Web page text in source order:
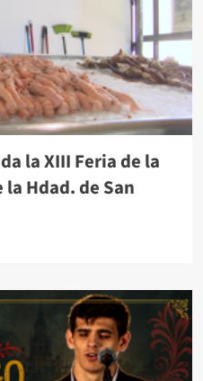
la XIII Feria de la
Hdad. de San